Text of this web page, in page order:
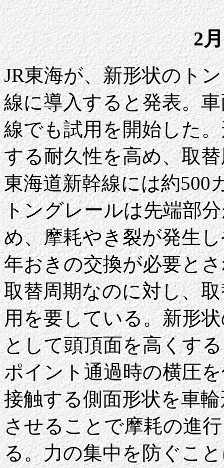
2
JR東海が、新形状のト
線に導入すると発表。
線でも試用を開始した
する耐久性を高め、取
東海道新幹線には約500
トングレールは先端部
め、摩耗やき裂が発生
年おきの交換が必要と
取替周期なのに対し、
用を要している。新形
として頭頂面を高くす
ポイント通過時の横圧
接触する側面形状を車
させることで摩耗の進
る。力の集中を防ぐこ